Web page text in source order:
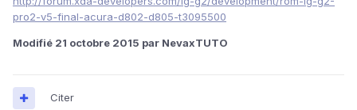
pro2-v5-final-acura-d802-d805-t3095500
Modifié 21 octobre 2015 par NevaxTUTO
Citer